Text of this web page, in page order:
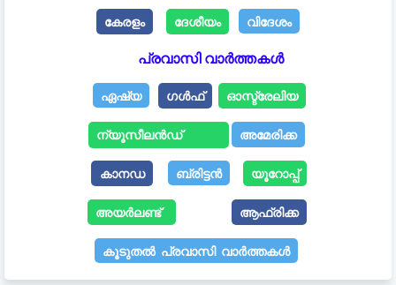
കേരളം ദേശീയം വിദേശം
പ്രവാസി വാർത്തകൾ
ഏഷ്യ ഗൾഫ് ഓസ്ട്രേലിയ
ന്യൂസീലൻഡ് അമേരിക്ക
കാനഡ ബ്രിട്ടൻ യൂറോപ്പ്
അയർലണ്ട് ആഫ്രിക്ക
കൂടുതൽ പ്രവാസി വാർത്തകൾ